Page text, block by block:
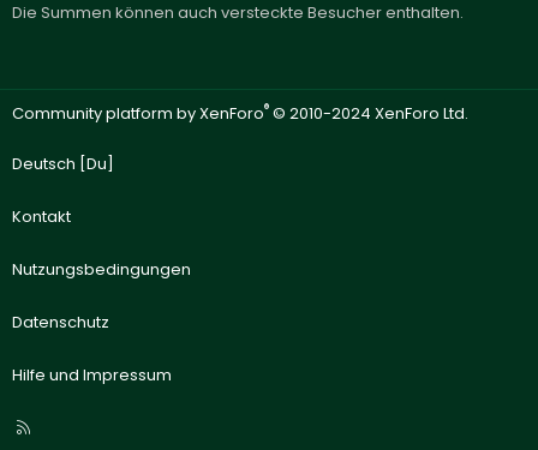
Die Summen können auch versteckte Besucher enthalten.
Community platform by XenForo® © 2010-2024 XenForo Ltd.
Deutsch [Du]
Kontakt
Nutzungsbedingungen
Datenschutz
Hilfe und Impressum
R